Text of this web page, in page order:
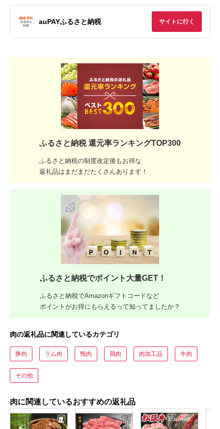
auPAYふるさと納税 サイトに行く
ふるさと納税 還元率ランキングTOP300
ふるさと納税の制度改定後もお得な
返礼品はまだまだたくさんあります！
ふるさと納税でポイント大量GET！
ふるさと納税でAmazonギフトコードなど
ポイントがお得にもらえるって知ってましたか？
肉の返礼品に関連しているカテゴリ
豚肉 ラム肉 鴨肉 鶏肉 肉加工品 牛肉
その他
肉に関連しているおすすめの返礼品